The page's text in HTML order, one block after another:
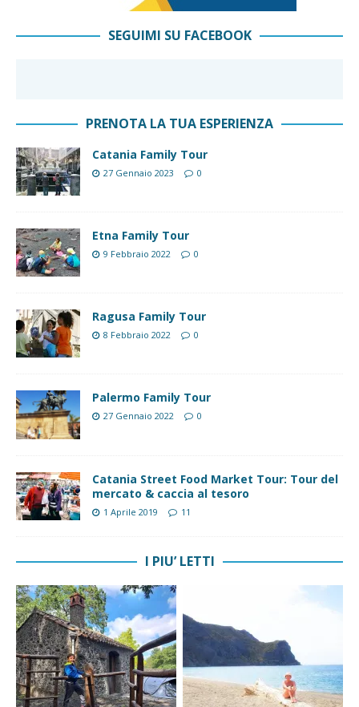
SEGUIMI SU FACEBOOK
PRENOTA LA TUA ESPERIENZA
Catania Family Tour
27 Gennaio 2023 0
Etna Family Tour
9 Febbraio 2022 0
Ragusa Family Tour
8 Febbraio 2022 0
Palermo Family Tour
27 Gennaio 2022 0
Catania Street Food Market Tour: Tour del
mercato & caccia al tesoro
1 Aprile 2019 11
I PIU’ LETTI